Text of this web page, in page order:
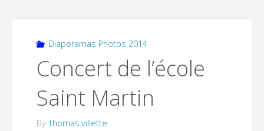
Diaporamas Photos 2014
Concert de l’école
Saint Martin
By thomas.villette